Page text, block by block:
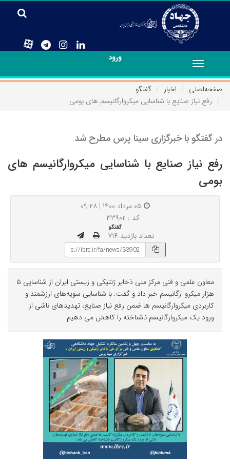
ورود
Toggle
navigation
صفحه‌اصلی
اخبار
گفتگو
رفع نیاز صنایع با شناسایی میکروارگانیسم های بومی
در گفتگو با خبرگزاری سینا پرس مطرح شد
رفع نیاز صنایع با شناسایی میکروارگانیسم های
بومی
کد : ۳۳۹۰۲
گفتگو
تعداد بازدید:۷۱۴
معاون علمی و فنی مرکز ملی ذخایر ژنتیکی و زیستی ایران از شناسایی ۵
هزار میکرو ارگانیسم خبر داد و گقت: با شناسایی سویه‌های ارزشمند و
کاربردی میکروارگانیسم ها ضمن رفع نیاز صنایع، تهدیدهای ناشی از
ورود یک میکروارگانیسم ناشناخته را کاهش می دهیم